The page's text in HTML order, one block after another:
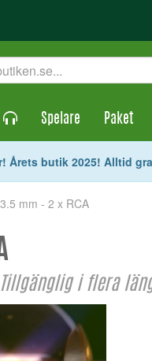
Spelare Paket
Årets butik 2025! Alltid
mm - 2 x RCA
Tillgänglig i flera